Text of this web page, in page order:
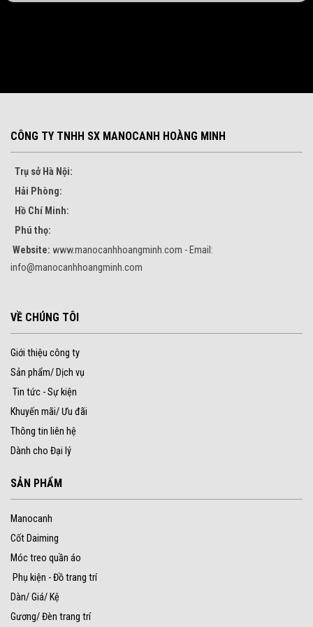
CÔNG TY TNHH SX MANOCANH HOÀNG MINH
Trụ sở Hà Nội:
Hải Phòng:
Hồ Chí Minh:
Phú thọ:
Website: www.manocanhhoangminh.com - Email:
info@manocanhhoangminh.com
VỀ CHÚNG TÔI
Giới thiệu công ty
Sản phẩm/ Dịch vụ
Tin tức - Sự kiện
Khuyến mãi/ Ưu đãi
Thông tin liên hệ
Dành cho Đại lý
SẢN PHẨM
Manocanh
Cốt Daiming
Móc treo quần áo
Phụ kiện - Đồ trang trí
Dàn/ Giá/ Kệ
Gương/ Đèn trang trí